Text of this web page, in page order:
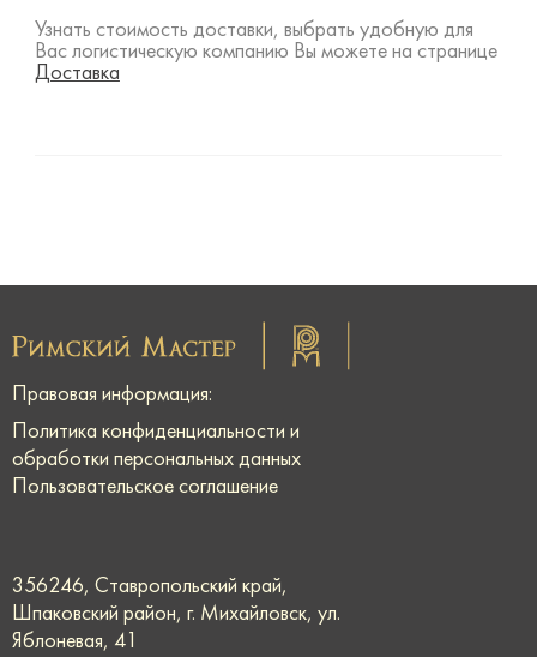
Узнать стоимость доставки, выбрать удобную для
Вас логистическую компанию Вы можете на странице
Доставка
Правовая информация:
Политика конфиденциальности и
обработки персональных данных
Пользовательское соглашение
356246, Ставропольский край,
Шпаковский район, г. Михайловск, ул.
Яблоневая, 41